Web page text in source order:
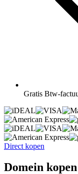
Gratis Btw-
Direct kopen
Domein